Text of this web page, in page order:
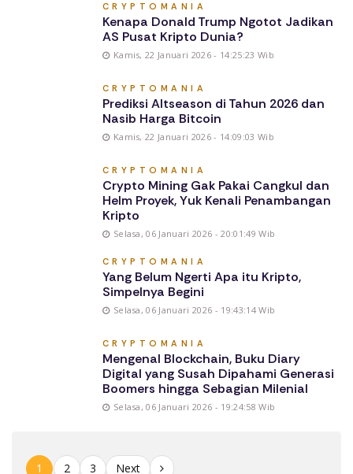
CRYPTOMANIA
Kenapa Donald Trump Ngotot Jadikan
AS Pusat Kripto Dunia?
Kamis, 22 Januari 2026 - 14:25:23 Wib
CRYPTOMANIA
Prediksi Altseason di Tahun 2026 dan
Nasib Harga Bitcoin
Kamis, 22 Januari 2026 - 14:09:03 Wib
CRYPTOMANIA
Crypto Mining Gak Pakai Cangkul dan
Helm Proyek, Yuk Kenali Penambangan
Kripto
Selasa, 06 Januari 2026 - 20:01:49 Wib
CRYPTOMANIA
Yang Belum Ngerti Apa itu Kripto,
Simpelnya Begini
Selasa, 06 Januari 2026 - 19:43:14 Wib
CRYPTOMANIA
Mengenal Blockchain, Buku Diary
Digital yang Susah Dipahami Generasi
Boomers hingga Sebagian Milenial
Selasa, 06 Januari 2026 - 19:24:58 Wib
1 2 3 Next